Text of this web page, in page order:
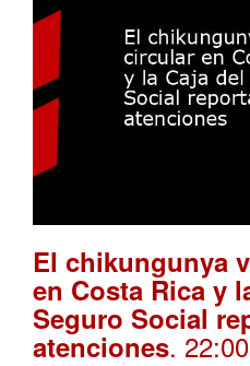
El chikungunya
en Costa Rica y
Seguro Social
atenciones. 22:00